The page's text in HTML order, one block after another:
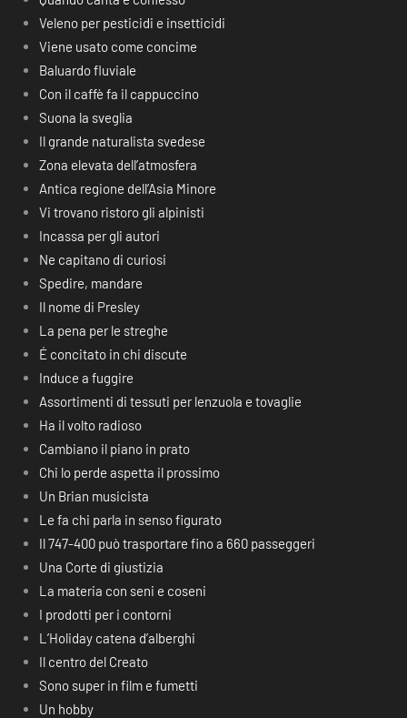
Veleno per pesticidi e insetticidi
Viene usato come concime
Baluardo fluviale
Con il caffè fa il cappuccino
Suona la sveglia
Il grande naturalista svedese
Zona elevata dell’atmosfera
Antica regione dell’Asia Minore
Vi trovano ristoro gli alpinisti
Incassa per gli autori
Ne capitano di curiosi
Spedire, mandare
Il nome di Presley
La pena per le streghe
É concitato in chi discute
Induce a fuggire
Assortimenti di tessuti per lenzuola e tovaglie
Ha il volto radioso
Cambiano il piano in prato
Chi lo perde aspetta il prossimo
Un Brian musicista
Le fa chi parla in senso figurato
Il 747-400 può trasportare fino a 660 passeggeri
Una Corte di giustizia
La materia con seni e coseni
I prodotti per i contorni
L’Holiday catena d’alberghi
Il centro del Creato
Sono super in film e fumetti
Un hobby